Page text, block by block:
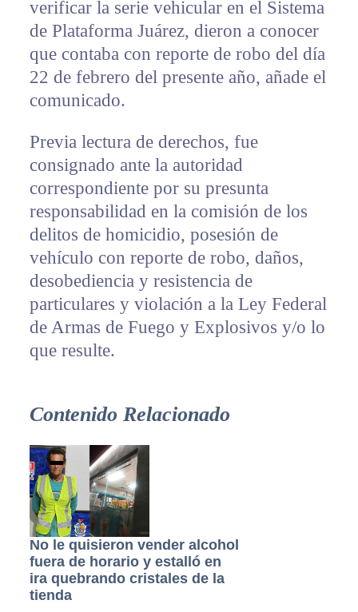
verificar la serie vehicular en el Sistema
de Plataforma Juárez, dieron a conocer
que contaba con reporte de robo del día
22 de febrero del presente año, añade el
comunicado.
Previa lectura de derechos, fue
consignado ante la autoridad
correspondiente por su presunta
responsabilidad en la comisión de los
delitos de homicidio, posesión de
vehículo con reporte de robo, daños,
desobediencia y resistencia de
particulares y violación a la Ley Federal
de Armas de Fuego y Explosivos y/o lo
que resulte.
Contenido Relacionado
No le quisieron vender alcohol
fuera de horario y estalló en
ira quebrando cristales de la
tienda